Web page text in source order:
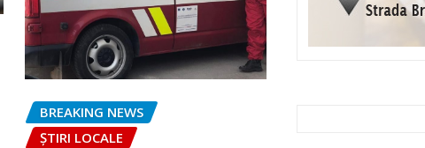
BREAKING NEWS
ȘTIRI LOCALE